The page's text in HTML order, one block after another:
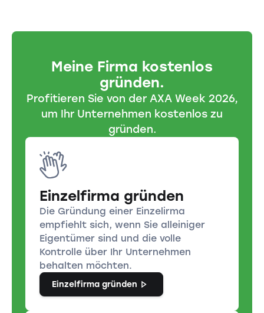
Meine Firma kostenlos
gründen.
Profitieren Sie von der AXA Week 2026,
um Ihr Unternehmen kostenlos zu
gründen.
Einzelfirma gründen
Die Gründung einer Einzelirma
empfiehlt sich, wenn Sie alleiniger
Eigentümer sind und die volle
Kontrolle über Ihr Unternehmen
behalten möchten.
Einzelfirma gründen